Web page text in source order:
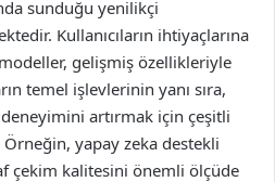
sunduğu yenilikçi
Kullanıcıların ihtiyaçlarına
gelişmiş özellikleriyle
temel işlevlerinin yanı sıra,
deneyimini artırmak için çeşitli
yapay zeka destekli
çekim kalitesini önemli ölçüde